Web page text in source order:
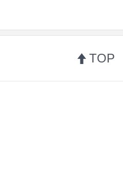
TOP